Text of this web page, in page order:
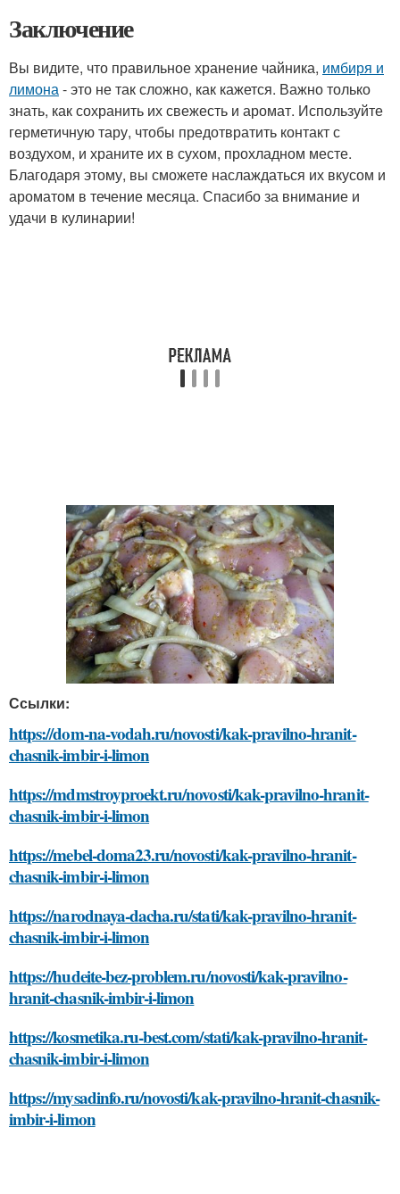
Заключение
Вы видите, что правильное хранение чайника, имбиря и
лимона- это не так сложно, как кажется. Важно только
знать, как сохранить их свежесть и аромат. Используйте
герметичную тару, чтобы предотвратить контакт с
воздухом, и храните их в сухом, прохладном месте.
Благодаря этому, вы сможете наслаждаться их вкусом и
ароматом в течение месяца. Спасибо за внимание и
удачи в кулинарии!
Ссылки:
https://dom-na-vodah.ru/novosti/kak-pravilno-hranit-
chasnik-imbir-i-limon
https://mdmstroyproekt.ru/novosti/kak-pravilno-hranit-
chasnik-imbir-i-limon
https://mebel-doma23.ru/novosti/kak-pravilno-hranit-
chasnik-imbir-i-limon
https://narodnaya-dacha.ru/stati/kak-pravilno-hranit-
chasnik-imbir-i-limon
https://hudeite-bez-problem.ru/novosti/kak-pravilno-
hranit-chasnik-imbir-i-limon
https://kosmetika.ru-best.com/stati/kak-pravilno-hranit-
chasnik-imbir-i-limon
https://mysadinfo.ru/novosti/kak-pravilno-hranit-chasnik-
imbir-i-limon